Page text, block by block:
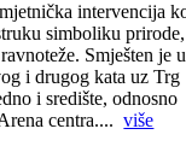
intervencija
simboliku prirode,
Smješten je u
i drugog kata uz Trg
i središte, odnosno
centra....više